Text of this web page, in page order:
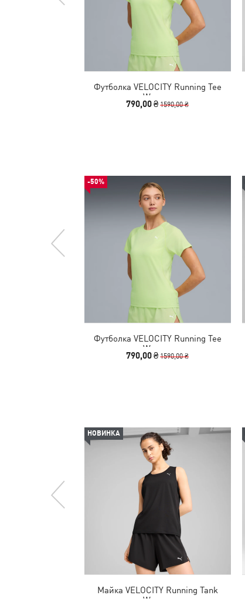
Футболка VELOCITY Running Tee
Women
790,00 ₴1590,00 ₴
-50%
Футболка VELOCITY Running Tee
Women
790,00 ₴1590,00 ₴
НОВИНКА
Майка VELOCITY Running Tank
Women